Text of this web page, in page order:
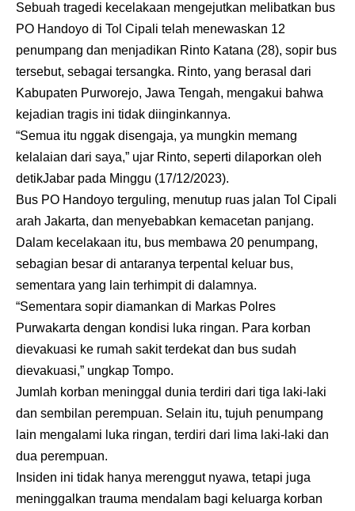
Sebuah tragedi kecelakaan mengejutkan melibatkan bus
PO Handoyo di Tol Cipali telah menewaskan 12
penumpang dan menjadikan Rinto Katana (28), sopir bus
tersebut, sebagai tersangka. Rinto, yang berasal dari
Kabupaten Purworejo, Jawa Tengah, mengakui bahwa
kejadian tragis ini tidak diinginkannya.
“Semua itu nggak disengaja, ya mungkin memang
kelalaian dari saya,” ujar Rinto, seperti dilaporkan oleh
detikJabar pada Minggu (17/12/2023).
Bus PO Handoyo terguling, menutup ruas jalan Tol Cipali
arah Jakarta, dan menyebabkan kemacetan panjang.
Dalam kecelakaan itu, bus membawa 20 penumpang,
sebagian besar di antaranya terpental keluar bus,
sementara yang lain terhimpit di dalamnya.
“Sementara sopir diamankan di Markas Polres
Purwakarta dengan kondisi luka ringan. Para korban
dievakuasi ke rumah sakit terdekat dan bus sudah
dievakuasi,” ungkap Tompo.
Jumlah korban meninggal dunia terdiri dari tiga laki-laki
dan sembilan perempuan. Selain itu, tujuh penumpang
lain mengalami luka ringan, terdiri dari lima laki-laki dan
dua perempuan.
Insiden ini tidak hanya merenggut nyawa, tetapi juga
meninggalkan trauma mendalam bagi keluarga korban